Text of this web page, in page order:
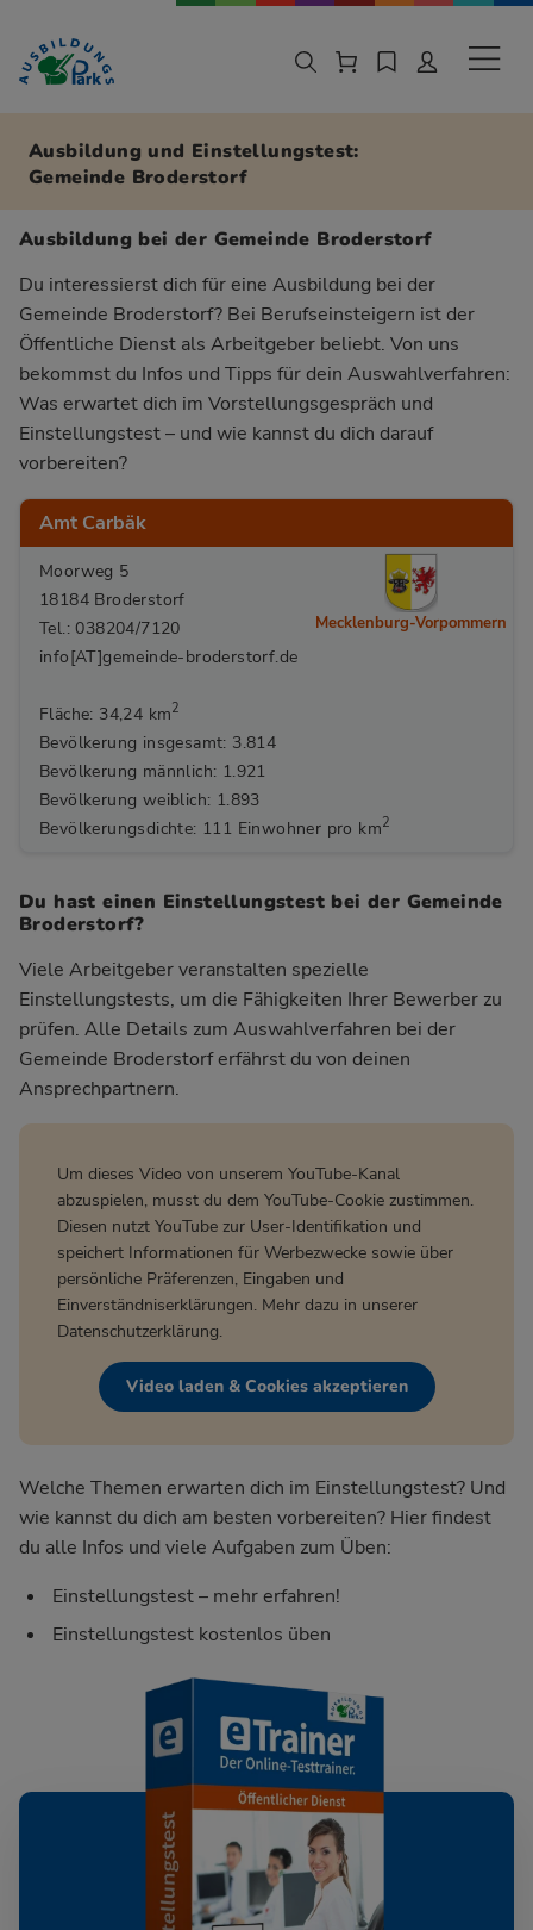
Zur Navigation springen
Zu den Hauptinhalten springen
Ausbildung und Einstellungstest:
Gemeinde Broderstorf
Ausbildung bei der Gemeinde Broderstorf
Du interessierst dich für eine Ausbildung bei der
Gemeinde Broderstorf? Bei Berufseinsteigern ist der
Öffentliche Dienst als Arbeitgeber beliebt. Von uns
bekommst du Infos und Tipps für dein Auswahlverfahren:
Was erwartet dich im Vorstellungsgespräch und
Einstellungstest – und wie kannst du dich darauf
vorbereiten?
Amt Carbäk
Moorweg 5
18184 Broderstorf
Tel.: 038204/7120
info[AT]gemeinde-broderstorf.de
Fläche: 34,24 km2
Bevölkerung insgesamt: 3.814
Bevölkerung männlich: 1.921
Bevölkerung weiblich: 1.893
Bevölkerungsdichte: 111 Einwohner pro km2
Mecklenburg-Vorpommern
Du hast einen Einstellungstest bei der Gemeinde
Broderstorf?
Viele Arbeitgeber veranstalten spezielle
Einstellungstests, um die Fähigkeiten Ihrer Bewerber zu
prüfen. Alle Details zum Auswahlverfahren bei der
Gemeinde Broderstorferfährst du von deinen
Ansprechpartnern.
Um dieses Video von unserem YouTube-Kanal
abzuspielen, musst du dem YouTube-Cookie zustimmen.
Diesen nutzt YouTube zur User-Identifikation und
speichert Informationen für Werbezwecke sowie über
persönliche Präferenzen, Eingaben und
Einverständniserklärungen. Mehr dazu in unserer
Datenschutzerklärung.
Video laden & Cookies akzeptieren
Welche Themen erwarten dich im Einstellungstest? Und
wie kannst du dich am besten vorbereiten? Hier findest
du alle Infos und viele Aufgaben zum Üben:
Einstellungstest – mehr erfahren!
Einstellungstest kostenlos üben